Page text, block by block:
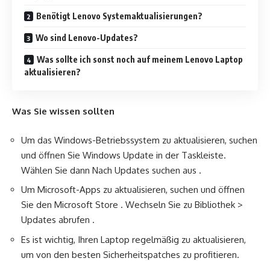
Benötigt Lenovo Systemaktualisierungen?
Wo sind Lenovo-Updates?
Was sollte ich sonst noch auf meinem Lenovo Laptop
aktualisieren?
Was Sie wissen sollten
Um das Windows-Betriebssystem zu aktualisieren, suchen
und öffnen Sie Windows Update in der Taskleiste.
Wählen Sie dann Nach Updates suchen aus .
Um Microsoft-Apps zu aktualisieren, suchen und öffnen
Sie den Microsoft Store . Wechseln Sie zu Bibliothek >
Updates abrufen .
Es ist wichtig, Ihren Laptop regelmäßig zu aktualisieren,
um von den besten Sicherheitspatches zu profitieren.